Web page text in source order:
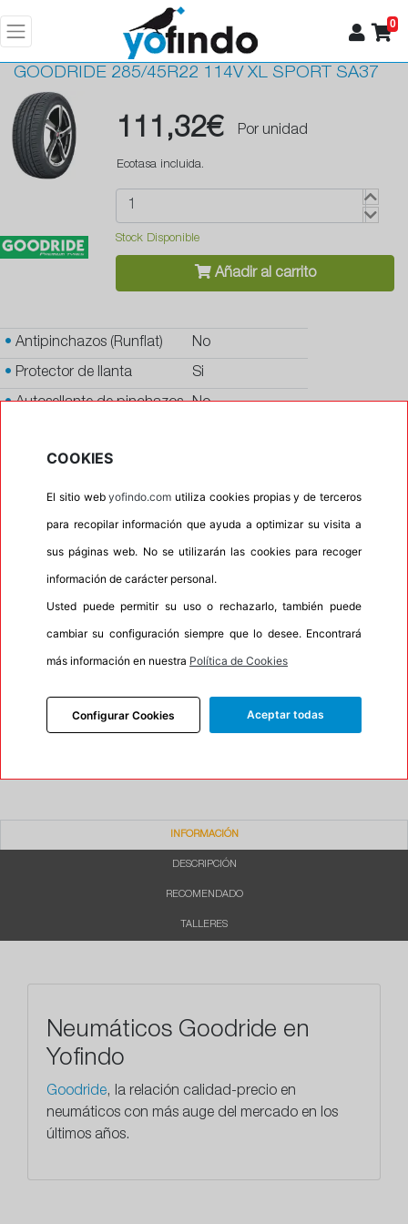
0
GOODRIDE 285/45R22 114V XL SPORT SA37
111,32€ Por unidad
Ecotasa incluida.
Stock Disponible
Añadir al carrito
• Antipinchazos (Runflat) No
• Protector de llanta Si
•Autosellante de pinchazos No
Espuma antiruido
Si
Banda blanca No
No
Calidad BUDGET
P.O.R. No
No
100%
Campo
INFORMACIÓN
DESCRIPCIÓN
RECOMENDADO
TALLERES
Neumáticos Goodride en
Yofindo
Goodride, la relación calidad-precio en
neumáticos con más auge del mercado en los
últimos años.
COOKIES
El sitio webyofindo.com utiliza cookies propias y de terceros
para recopilar información que ayuda a optimizar su visita a
sus páginas web. No se utilizarán las cookies para recoger
información de carácter personal.
Usted puede permitir su uso o rechazarlo, también puede
cambiar su configuración siempre que lo desee. Encontrará
más información en nuestra Política de Cookies
Configurar Cookies Aceptar todas